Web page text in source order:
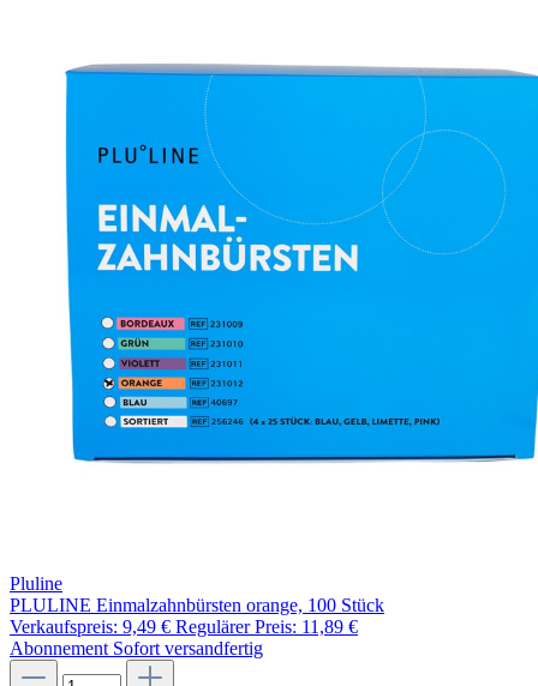
Pluline
PLULINE Einmalzahnbürsten orange, 100 Stück
Verkaufspreis: 9,49 € Regulärer Preis: 11,89 €
Abonnement Sofort versandfertig